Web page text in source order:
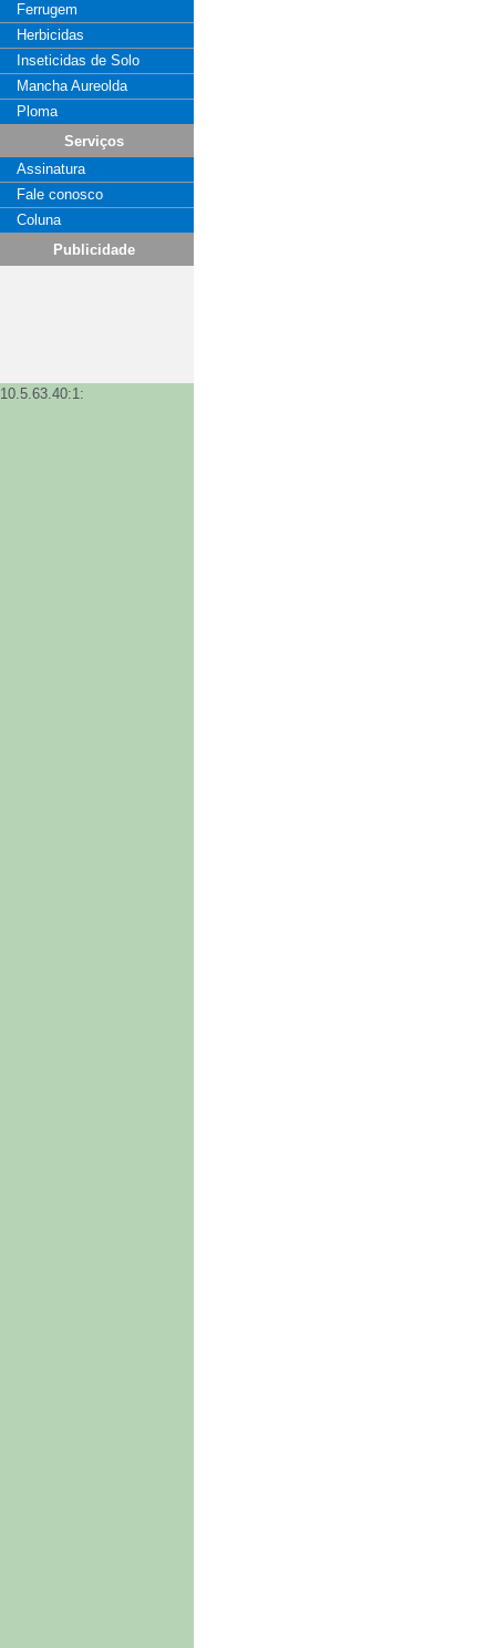
Ferrugem
Herbicidas
Inseticidas de Solo
Mancha Aureolda
Ploma
Serviços
Assinatura
Fale conosco
Coluna
Publicidade
10.5.63.40:1: